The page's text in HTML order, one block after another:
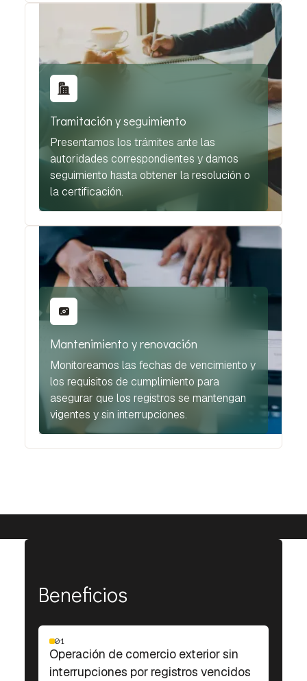
Tramitación y seguimiento
Presentamos los trámites ante las
autoridades correspondientes y damos
seguimiento hasta obtener la resolución o
la certificación.
Mantenimiento y renovación
Monitoreamos las fechas de vencimiento y
los requisitos de cumplimiento para
asegurar que los registros se mantengan
vigentes y sin interrupciones.
Beneficios
01
Operación de comercio exterior sin
interrupciones por registros vencidos